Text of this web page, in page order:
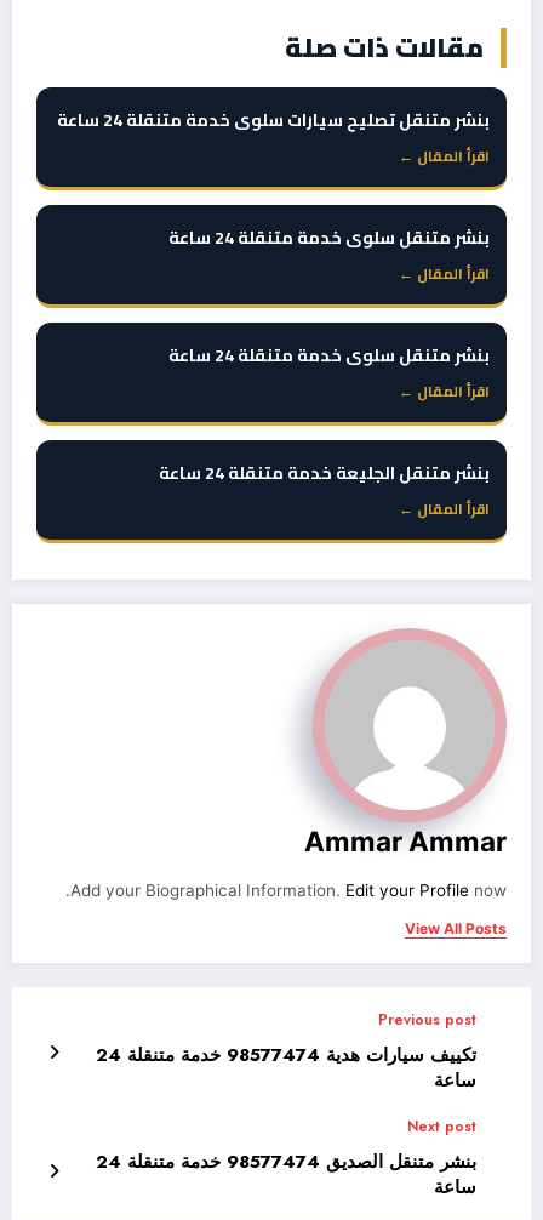
مقالات ذات صلة
بنشر متنقل تصليح سيارات سلوى خدمة متنقلة 24 ساعة
اقرأ المقال ←
بنشر متنقل سلوى خدمة متنقلة 24 ساعة
اقرأ المقال ←
بنشر متنقل سلوى خدمة متنقلة 24 ساعة
اقرأ المقال ←
بنشر متنقل الجليعة خدمة متنقلة 24 ساعة
اقرأ المقال ←
Ammar Ammar
Add your Biographical Information. Edit your Profile now.
View All Posts
Previous post
تكييف سيارات هدية 98577474 خدمة متنقلة 24
ساعة
Next post
بنشر متنقل الصديق 98577474 خدمة متنقلة 24
ساعة